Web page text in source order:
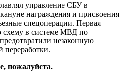
управление СБУ в
награждения и присвоения
спецоперации. Первая —
схему в системе МВД по
незаконную
переработки.
пожалуйста.